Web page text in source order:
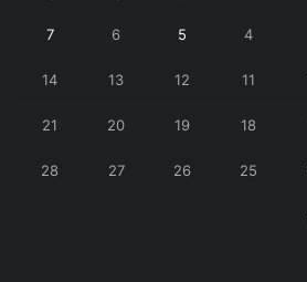
4
5
6
7
11
12
13
14
18
19
20
21
25
26
27
28